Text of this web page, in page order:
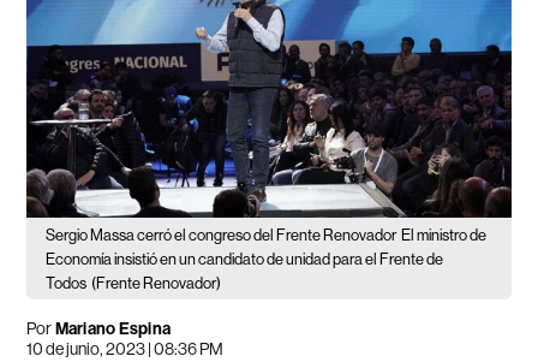
Sergio Massa cerró el congreso del Frente Renovador El ministro de
Economía insistió en un candidato de unidad para el Frente de
Todos (Frente Renovador)
PorMariano Espina
10 de junio, 2023 | 08:36 PM